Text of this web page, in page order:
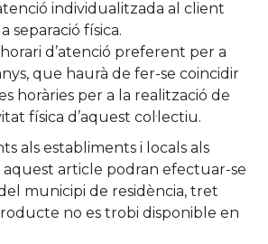
individualitzada al client
separació física.
d’atenció preferent per a
que haurà de fer-se coincidir
horàries per a la realització de
física d’aquest col·lectiu.
als establiments i locals als
aquest article podran efectuar-se
municipi de residència, tret
no es trobi disponible en